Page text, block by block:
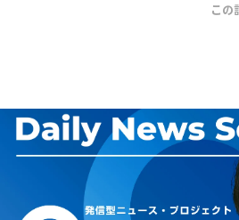
お知らせ
イベント・グッズ
YouTube
会社情報
この